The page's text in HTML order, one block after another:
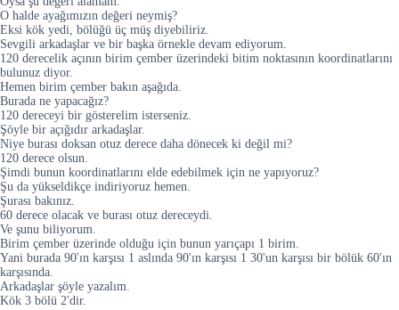
O halde ayağımızın değeri neymiş?
Eksi kök yedi, bölüğü üç müş diyebiliriz.
Sevgili arkadaşlar ve bir başka örnekle devam ediyorum.
120 derecelik açının birim çember üzerindeki bitim noktasının koordinatlarını
bulunuz diyor.
Hemen birim çember bakın aşağıda.
Burada ne yapacağız?
120 dereceyi bir gösterelim isterseniz.
Şöyle bir açığıdır arkadaşlar.
Niye burası doksan otuz derece daha dönecek ki değil mi?
120 derece olsun.
Şimdi bunun koordinatlarını elde edebilmek için ne yapıyoruz?
Şu da yükseldikçe indiriyoruz hemen.
Şurası bakınız.
60 derece olacak ve burası otuz dereceydi.
Ve şunu biliyorum.
Birim çember üzerinde olduğu için bunun yarıçapı 1 birim.
Yani burada 90'ın karşısı 1 aslında 90'ın karşısı 1 30'un karşısı bir bölük 60'ın
karşısında.
Arkadaşlar şöyle yazalım.
Kök 3 bölü 2'dir.